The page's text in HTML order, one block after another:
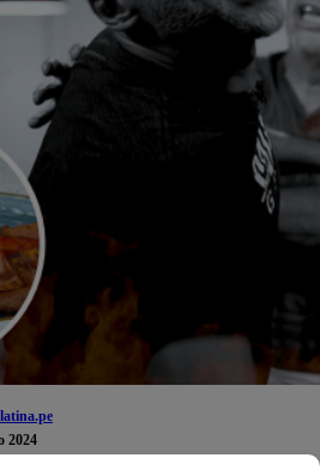
2024